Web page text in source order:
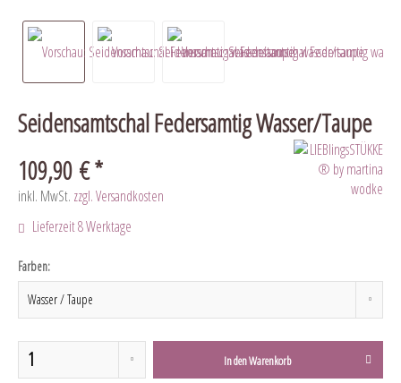
Seidensamtschal Federsamtig Wasser/Taupe
109,90 € *
inkl. MwSt. zzgl. Versandkosten
Lieferzeit 8 Werktage
Farben:
In denWarenkorb